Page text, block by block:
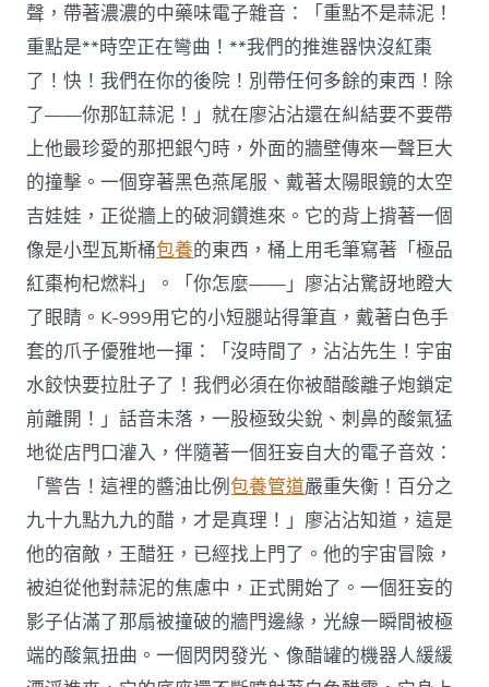
聲，帶著濃濃的中藥味電子雜音：「重點不是蒜泥！
重點是**時空正在彎曲！**我們的推進器快沒紅棗
了！快！我們在你的後院！別帶任何多餘的東西！除
了——你那缸蒜泥！」就在廖沾沾還在糾結要不要帶
上他最珍愛的那把銀勺時，外面的牆壁傳來一聲巨大
的撞擊。一個穿著黑色燕尾服、戴著太陽眼鏡的太空
吉娃娃，正從牆上的破洞鑽進來。它的背上揹著一個
像是小型瓦斯桶包養的東西，桶上用毛筆寫著「極品
紅棗枸杞燃料」。「你怎麼——」廖沾沾驚訝地瞪大
了眼睛。K-999用它的小短腿站得筆直，戴著白色手
套的爪子優雅地一揮：「沒時間了，沾沾先生！宇宙
水餃快要拉肚子了！我們必須在你被醋酸離子炮鎖定
前離開！」話音未落，一股極致尖銳、刺鼻的酸氣猛
地從店門口灌入，伴隨著一個狂妄自大的電子音效：
「警告！這裡的醬油比例包養管道嚴重失衡！百分之
九十九點九九的醋，才是真理！」廖沾沾知道，這是
他的宿敵，王醋狂，已經找上門了。他的宇宙冒險，
被迫從他對蒜泥的焦慮中，正式開始了。一個狂妄的
影子佔滿了那扇被撞破的牆門邊緣，光線一瞬間被極
端的酸氣扭曲。一個閃閃發光、像醋罐的機器人緩緩